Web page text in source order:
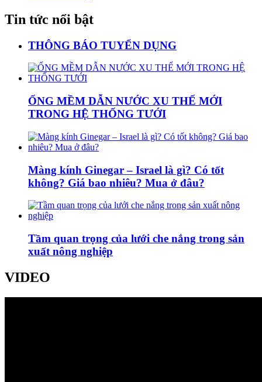
Tin tức nổi bật
THÔNG BÁO TUYỂN DỤNG
ỐNG MỀM DẪN NƯỚC XU THẾ MỚI
TRONG HỆ THỐNG TƯỚI
Màng kính Ginegar – Israel là gì? Có tốt
không? Giá bao nhiêu? Mua ở đâu?
Tầm quan trọng của lưới che nắng trong sản
xuất nông nghiệp
VIDEO